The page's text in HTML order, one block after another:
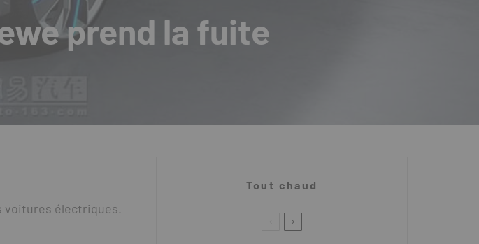
prend la fuite
voitures électriques.
Tout chaud